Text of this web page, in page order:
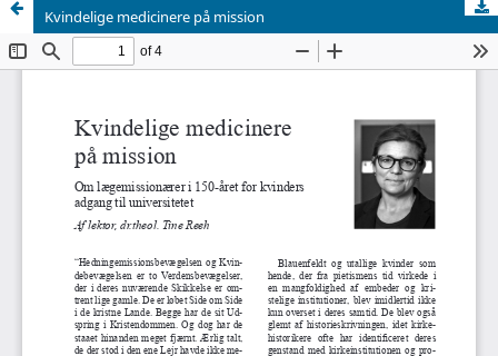
Kvindelige medicinere på mission